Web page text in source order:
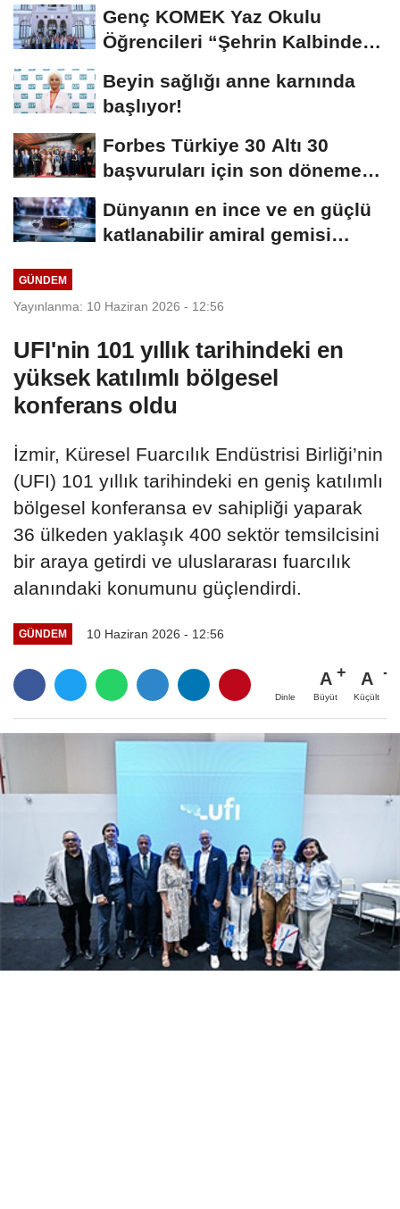
Genç KOMEK Yaz Okulu
Öğrencileri “Şehrin Kalbinde
Beyin sağlığı anne karnında
başlıyor!
Forbes Türkiye 30 Altı 30
başvuruları için son dönemece
Dünyanın en ince ve en güçlü
katlanabilir amiral gemisi
GÜNDEM
Yayınlanma: 10 Haziran 2026 - 12:56
UFI'nin 101 yıllık tarihindeki en
yüksek katılımlı bölgesel
konferans oldu
İzmir, Küresel Fuarcılık Endüstrisi Birliği’nin
(UFI) 101 yıllık tarihindeki en geniş katılımlı
bölgesel konferansa ev sahipliği yaparak
36 ülkeden yaklaşık 400 sektör temsilcisini
bir araya getirdi ve uluslararası fuarcılık
alanındaki konumunu güçlendirdi.
GÜNDEM 10 Haziran 2026 - 12:56
Dinle
A
Büyüt
A
Küçült